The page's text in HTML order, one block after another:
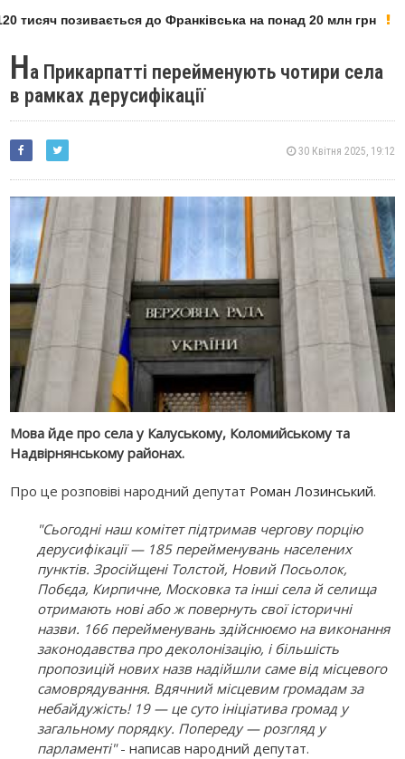
тисяч позивається до Франківська на понад 20 млн грн
На Прикарпатті перейменують чотири села
в рамках дерусифікації
30 Квітня 2025, 19:12
Мова йде про села у Калуському, Коломийському та
Надвірнянському районах.
Про це розповіві народний депутат Роман Лозинський.
"Сьогодні наш комітет підтримав чергову порцію
дерусифікації — 185 перейменувань населених
пунктів. Зросійщені Толстой, Новий Посьолок,
Побєда, Кирпичне, Московка та інші села й селища
отримають нові або ж повернуть свої історичні
назви. 166 перейменувань здійснюємо на виконання
законодавства про деколонізацію, і більшість
пропозицій нових назв надійшли саме від місцевого
самоврядування. Вдячний місцевим громадам за
небайдужість! 19 — це суто ініціатива громад у
загальному порядку. Попереду — розгляд у
парламенті"- написав народний депутат.